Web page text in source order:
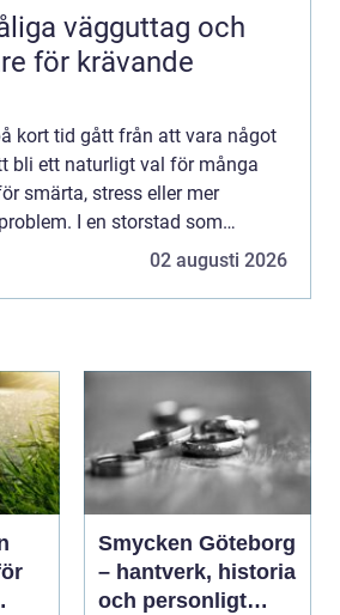
för krävande
kort tid gått från att vara något
bli ett naturligt val för många
smärta, stress eller mer
I en storstad som
är högt och vardagen ofta
02 augusti 2026
Smycken Göteborg
– hantverk, historia
och personligt